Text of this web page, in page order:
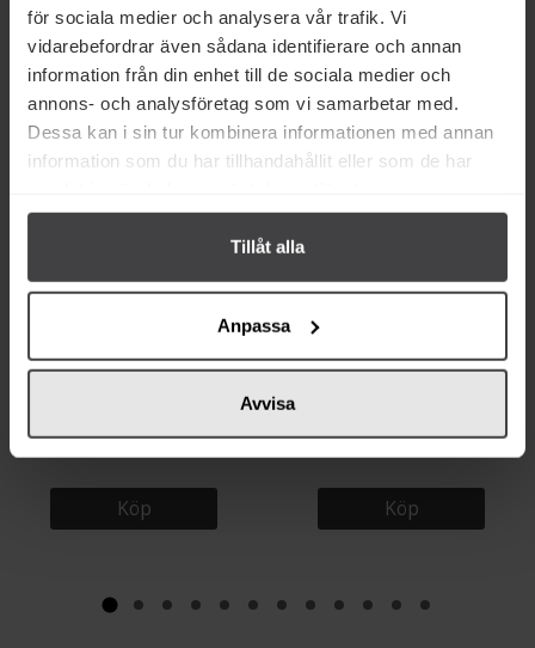
för sociala medier och analysera vår trafik. Vi
vidarebefordrar även sådana identifierare och annan
information från din enhet till de sociala medier och
annons- och analysföretag som vi samarbetar med.
Dessa kan i sin tur kombinera informationen med annan
information som du har tillhandahållit eller som de har
Tillåt alla
Anpassa
Avvisa
Andra köper även
22 kr
Köp
23 kr
Köp